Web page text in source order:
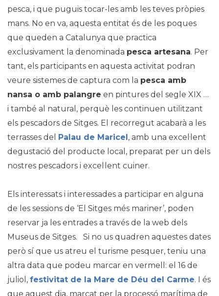
pesca, i que puguis tocar-les amb les teves pròpies
mans. No en va, aquesta entitat és de les poques
que queden a Catalunya que practica
exclusivament la denominada pesca artesana. Per
tant, els participants en aquesta activitat podran
veure sistemes de captura com la pesca amb
nansa o amb palangre en pintures del segle XIX …
i també al natural, perquè les continuen utilitzant
els pescadors de Sitges. El recorregut acabarà a les
terrasses del Palau de Maricel, amb una excel·lent
degustació del producte local, preparat per un dels
nostres pescadors i excel·lent cuiner.
Els interessats i interessades a participar en alguna
de les sessions de ‘El Sitges més mariner’, poden
reservar ja les entrades a través de la web dels
Museus de Sitges. Si no us quadren aquestes dates
però sí que us atreu el turisme pesquer, teniu una
altra data que podeu marcar en vermell: el 16 de
juliol, festivitat de la Mare de Déu del Carme. I és
que aquest dia, marcat per la processó marítima de